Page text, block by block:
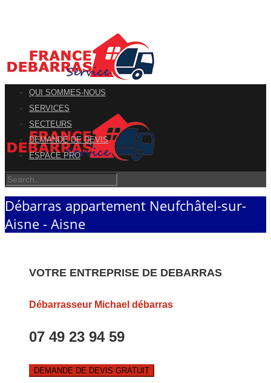
QUI SOMMES-NOUS
SERVICES
SECTEURS
DEMANDE DE DEVIS
ESPACE PRO
Débarras appartement Neufchâtel-sur-
Aisne - Aisne
VOTRE ENTREPRISE DE DEBARRAS
Débarrasseur Michael débarras
07 49 23 94 59
DEMANDE DE DEVIS GRATUIT